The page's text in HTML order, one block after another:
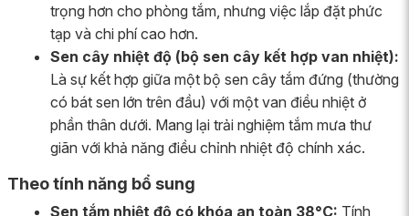
trọng hơn cho phòng tắm, nhưng việc lắp đặt phức
tạp và chi phí cao hơn.
Sen cây nhiệt độ (bộ sen cây kết hợp van nhiệt):
Là sự kết hợp giữa một bộ sen cây tắm đứng (thường
có bát sen lớn trên đầu) với một van điều nhiệt ở
phần thân dưới. Mang lại trải nghiệm tắm mưa thư
giãn với khả năng điều chỉnh nhiệt độ chính xác.
Theo tính năng bổ sung
Sen tắm nhiệt độ có khóa an toàn 38°C: Tính